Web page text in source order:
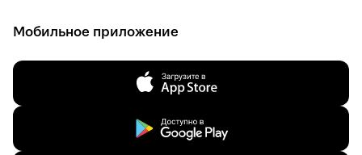
Мобильное приложение